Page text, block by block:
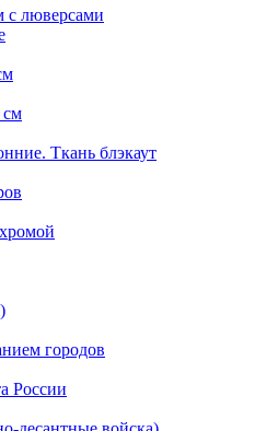
с люверсами
см
Ткань блэкаут
городов
России